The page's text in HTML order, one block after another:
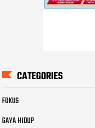
CATEGORIES
FOKUS
GAYA HIDUP